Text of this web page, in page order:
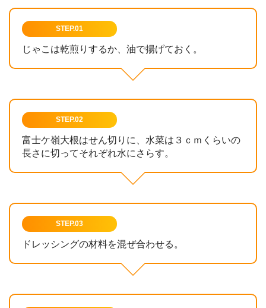
STEP.01
じゃこは乾煎りするか、油で揚げておく。
STEP.02
富士ケ嶺大根はせん切りに、水菜は３ｃｍくらいの
長さに切ってそれぞれ水にさらす。
STEP.03
ドレッシングの材料を混ぜ合わせる。